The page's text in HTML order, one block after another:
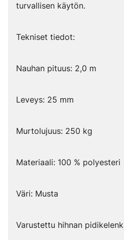
turvallisen käytön.
Tekniset tiedot:
Nauhan pituus: 2,0 m
Leveys: 25 mm
Murtolujuus: 250 kg
Materiaali: 100 % polyesteri
Väri: Musta
Varustettu hihnan